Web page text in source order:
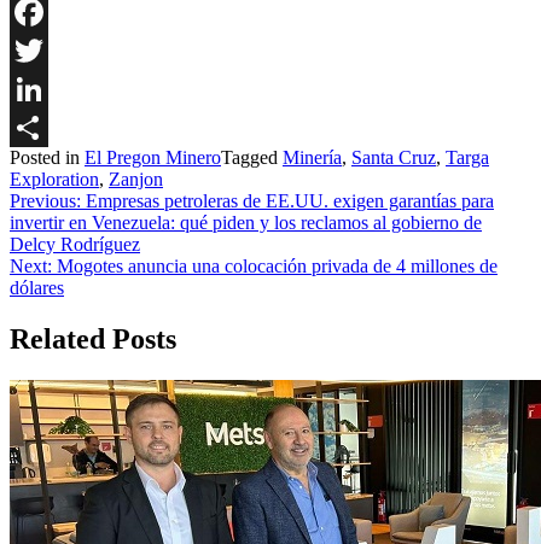
Facebook
Twitter
LinkedIn
Share
Posted in El Pregon MineroTagged Minería, Santa Cruz, Targa
Exploration, Zanjon
Navegación
de
entradas
Previous: Empresas petroleras de EE.UU. exigen garantías para
invertir en Venezuela: qué piden y los reclamos al gobierno de
Delcy Rodríguez
Next: Mogotes anuncia una colocación privada de 4 millones de
dólares
Related Posts